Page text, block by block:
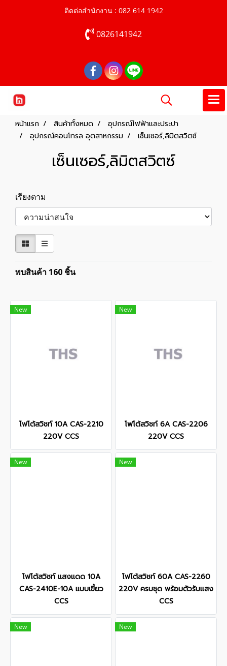
ติดต่อสำนักงาน : 082 614 1942
0826141942
หน้าแรก สินค้าทั้งหมด
อุปกรณ์ไฟฟ้าและประปา
อุปกรณ์คอนโทรล อุตสาหกรรม
เซ็นเซอร์,ลิมิตสวิตซ์
เซ็นเซอร์,ลิมิตสวิตซ์
เรียงตาม
พบสินค้า 160 ชิ้น
New
โฟโต้สวิชท์ 10A CAS-2210
220V CCS
New
โฟโต้สวิชท์ 6A CAS-2206
220V CCS
New
โฟโต้สวิชท์ แสงแดด 10A
CAS-2410E-10A แบบเขี้ยว
CCS
New
โฟโต้สวิชท์ 60A CAS-2260
220V ครบชุด พร้อมตัวรับแสง
CCS
New New